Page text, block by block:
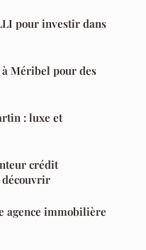
pour investir dans
Méribel pour des
: luxe et
crédit
découvrir
agence immobilière